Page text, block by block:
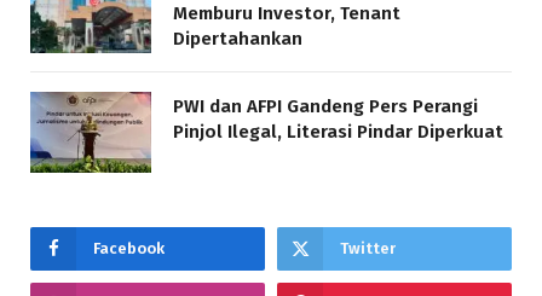
Memburu Investor, Tenant
Dipertahankan
PWI dan AFPI Gandeng Pers Perangi
Pinjol Ilegal, Literasi Pindar Diperkuat
Facebook Twitter